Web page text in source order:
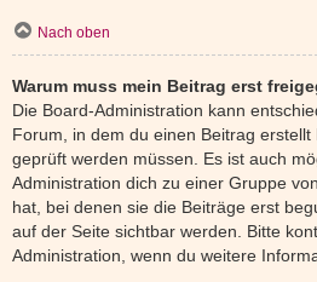
Nach oben
Warum muss mein Beitrag erst
Die Board-Administration kann
Forum, in dem du einen Beitrag
geprüft werden müssen. Es ist auch
Administration dich zu einer Gruppe
hat, bei denen sie die Beiträge erst
auf der Seite sichtbar werden. Bitte
Administration, wenn du weitere